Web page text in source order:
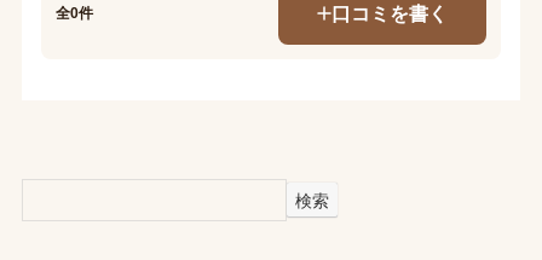
全0件 口コミを書く
検索